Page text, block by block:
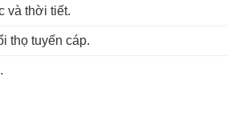
và thời tiết.
thọ tuyến cáp.